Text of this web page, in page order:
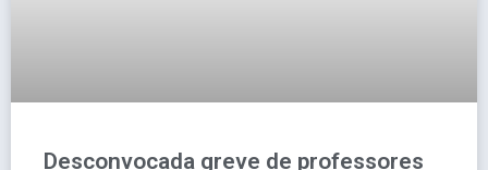
Desconvocada greve de professores